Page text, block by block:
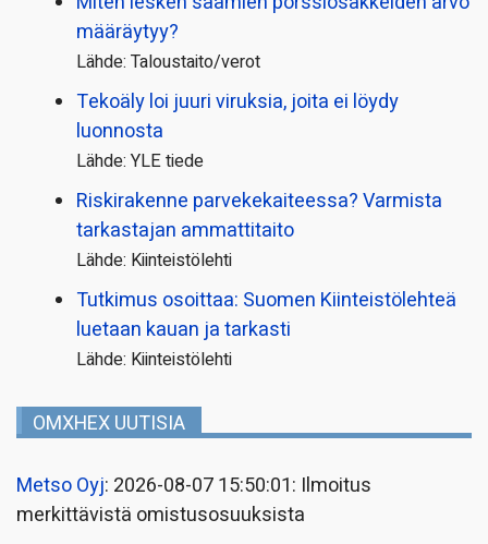
määräytyy?
Lähde: Taloustaito/verot
Tekoäly loi juuri viruksia, joita ei löydy
luonnosta
Lähde: YLE tiede
Riskirakenne parvekekaiteessa? Varmista
tarkastajan ammattitaito
Lähde: Kiinteistölehti
Tutkimus osoittaa: Suomen Kiinteistölehteä
luetaan kauan ja tarkasti
Lähde: Kiinteistölehti
OMXHEX UUTISIA
Metso Oyj: 2026-08-07 15:50:01: Ilmoitus
merkittävistä omistusosuuksista